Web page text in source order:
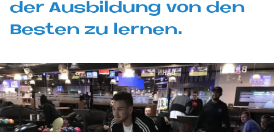
der Aus­bil­dung von den
Be­sten zu ler­nen.